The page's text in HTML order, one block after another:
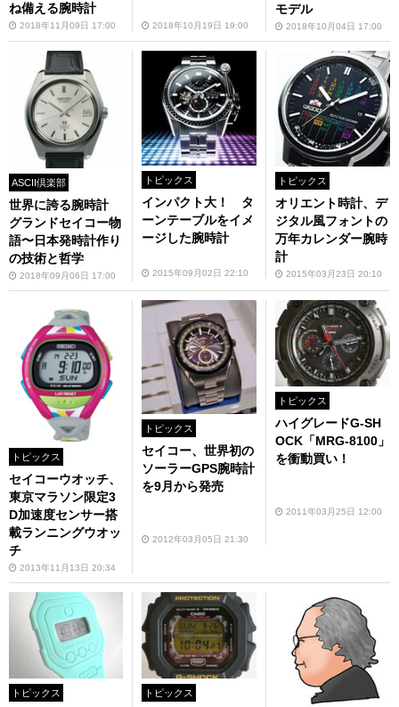
ね備える腕時計
2018年11月09日 17:00 2018年10月19日 19:00
モデル
2018年10月04日 17:00
ASCII倶楽部
世界に誇る腕時計
グランドセイコー物
語〜日本発時計作り
の技術と哲学
2018年09月06日 17:00
トピックス
インパクト大！ タ
ーンテーブルをイメ
ージした腕時計
2015年09月02日 22:10
トピックス
オリエント時計、デ
ジタル風フォントの
万年カレンダー腕時
計
2015年03月23日 20:10
トピックス
セイコーウオッチ、
東京マラソン限定3
D加速度センサー搭
載ランニングウオッ
チ
2013年11月13日 20:34
トピックス
セイコー、世界初の
ソーラーGPS腕時計
を9月から発売
2012年03月05日 21:30
トピックス
ハイグレードG-SH
OCK「MRG-8100」
を衝動買い！
2011年03月25日 12:00
トピックス トピックス